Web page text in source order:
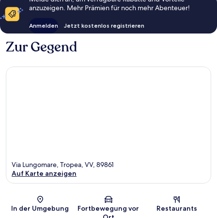
anzuzeigen. Mehr Prämien für noch mehr Abenteuer!
Anmelden Jetzt kostenlos registrieren
Zur Gegend
Karte
Via Lungomare, Tropea, VV, 89861
Auf Karte anzeigen
In der Umgebung
Fortbewegung vor
Restaurants